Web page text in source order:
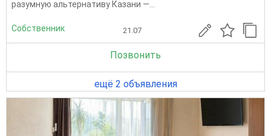
разумную альтернативу Казани —...
Собственник 21.07
Позвонить
ещё 2 объявления